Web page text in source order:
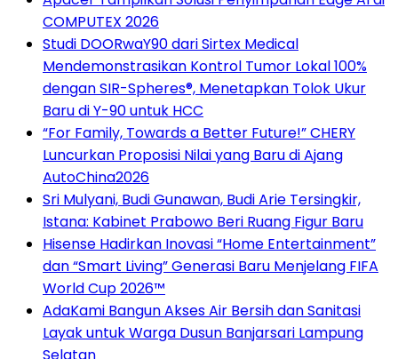
COMPUTEX 2026
Studi DOORwaY90 dari Sirtex Medical
Mendemonstrasikan Kontrol Tumor Lokal 100%
dengan SIR-Spheres®, Menetapkan Tolok Ukur
Baru di Y-90 untuk HCC
“For Family, Towards a Better Future!” CHERY
Luncurkan Proposisi Nilai yang Baru di Ajang
AutoChina2026
Sri Mulyani, Budi Gunawan, Budi Arie Tersingkir,
Istana: Kabinet Prabowo Beri Ruang Figur Baru
Hisense Hadirkan Inovasi “Home Entertainment”
dan “Smart Living” Generasi Baru Menjelang FIFA
World Cup 2026™
AdaKami Bangun Akses Air Bersih dan Sanitasi
Layak untuk Warga Dusun Banjarsari Lampung